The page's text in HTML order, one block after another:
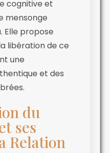
cognitive et
mensonge
Elle propose
libération de ce
une
et des
du
ses
Relation